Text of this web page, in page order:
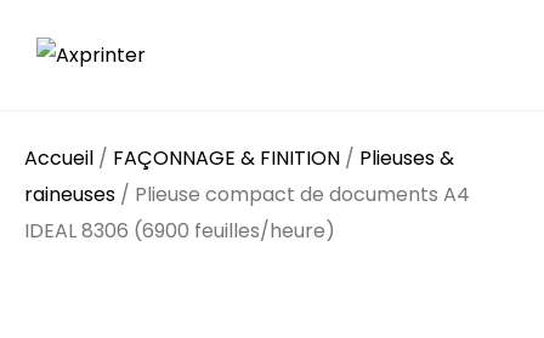
Accueil / FAÇONNAGE & FINITION / Plieuses &
raineuses / Plieuse compact de documents A4
IDEAL 8306 (6900 feuilles/heure)